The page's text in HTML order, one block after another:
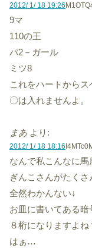
2012/ 1/ 18 19:26
9マ
110の王
バ2－ガール
ミツ8
これをハートからス
〇は入れませんよ。
まあ より:
2012/ 1/ 18 18:16
なんで私こんなに馬
ぎんこさんがたく
全然わかんない↓
お皿に書いてある暗
８桁になりますよね
はぁ…